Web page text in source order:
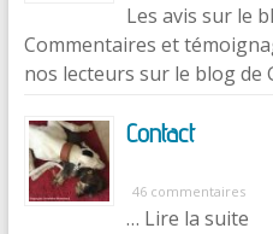
Les avis sur le
Commentaires et
nos lecteurs sur le blog de
Contact
46 commentaires
… Lire la suite